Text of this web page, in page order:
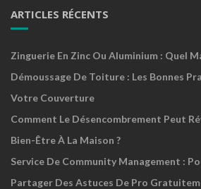
ARTICLES RÉCENTS
Zinguerie En Zinc Ou Aluminium : Quel
Démoussage De Toiture : Les Bonnes
Votre Couverture
Comment Le Désencombrement Peut
Bien-Être À La Maison ?
Service De Community Management :
Partager Des Astuces De Pro